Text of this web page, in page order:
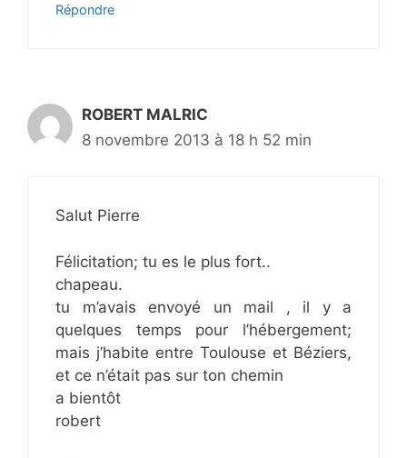
Répondre
ROBERT MALRIC
8 novembre 2013 à 18 h 52 min
Salut Pierre
Félicitation; tu es le plus fort..
chapeau.
tu m’avais envoyé un mail , il y a
quelques temps pour l’hébergement;
mais j’habite entre Toulouse et Béziers,
et ce n’était pas sur ton chemin
a bientôt
robert